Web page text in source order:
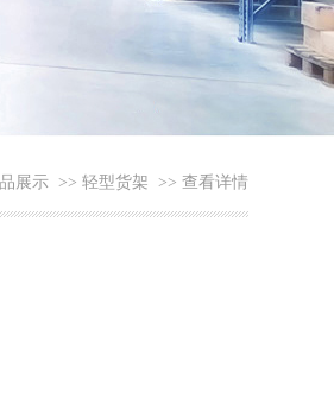
展示 >> 轻型货架 >> 查看详情